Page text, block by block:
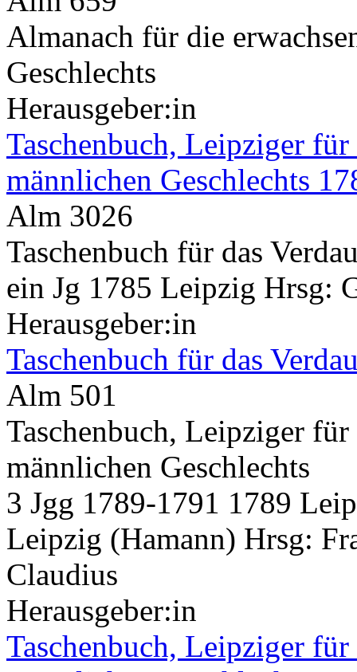
Almanach für die
Geschlechts
Herausgeber:in
Taschenbuch, Leipziger für
männlichen Geschlechts
Alm 3026
Taschenbuch für das
ein Jg 1785 Leipzig Hrsg:
Herausgeber:in
Taschenbuch für das
Alm 501
Taschenbuch, Leipziger für
männlichen Geschlechts
3 Jgg 1789-1791 1789
Leipzig (Hamann) Hrsg:
Claudius
Herausgeber:in
Taschenbuch, Leipziger für